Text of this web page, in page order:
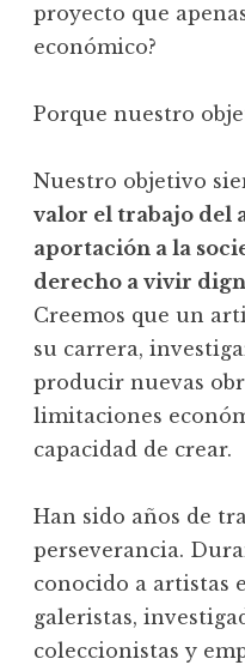
proyecto que
económico?
Porque nuestro
Nuestro objetivo
valor el trabajo del
aportación a la
derecho a vivir
Creemos que un
su carrera,
producir nuevas
limitaciones
capacidad de crear.
Han sido años de
perseverancia.
conocido a artistas
galeristas,
coleccionistas y